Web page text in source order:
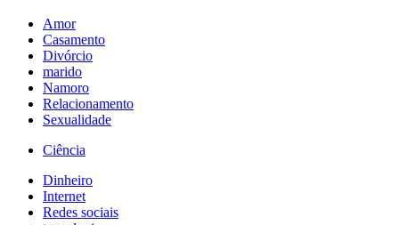
Amor
Casamento
Divórcio
marido
Namoro
Relacionamento
Sexualidade
Ciência
Dinheiro
Internet
Redes sociais